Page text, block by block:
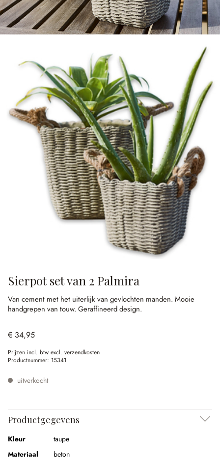
Sierpot set van 2 Palmira
Van cement met het uiterlijk van gevlochten manden. Mooie
handgrepen van touw. Geraffineerd design.
€ 34,95
Prijzen incl. btw excl. verzendkosten
Productnummer: 15341
uitverkocht
Productgegevens
Kleur
taupe
Materiaal
beton